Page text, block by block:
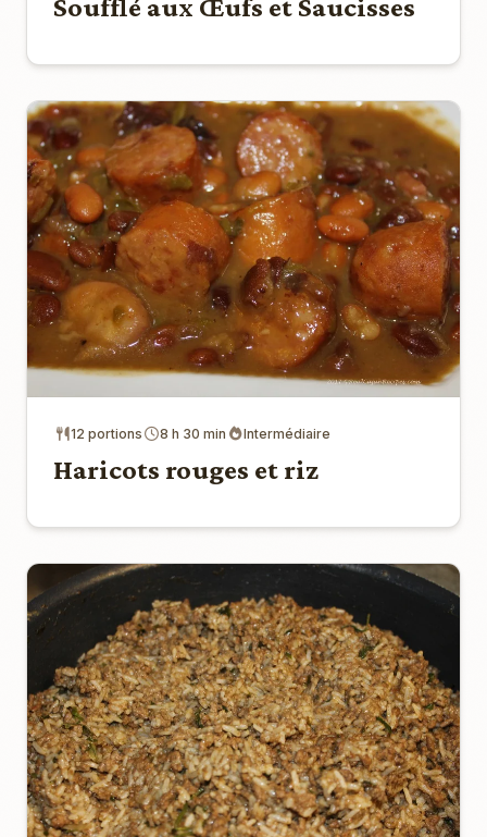
Soufflé aux Œufs et Saucisses
12 portions 8 h 30 min Intermédiaire
Haricots rouges et riz